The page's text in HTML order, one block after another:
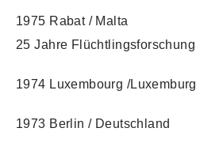
1975 Rabat / Malta
25 Jahre Flüchtlingsforschung
1974 Luxembourg /Luxemburg
1973 Berlin / Deutschland